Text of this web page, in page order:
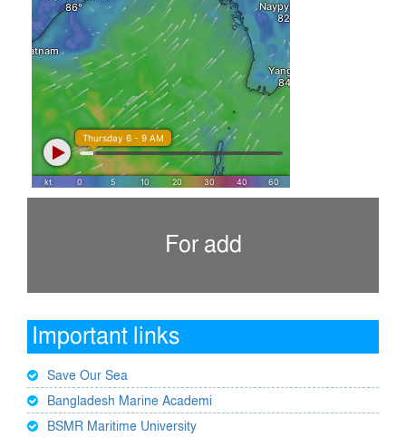
For add
Important links
Save Our Sea
Bangladesh Marine Academi
BSMR Maritime University